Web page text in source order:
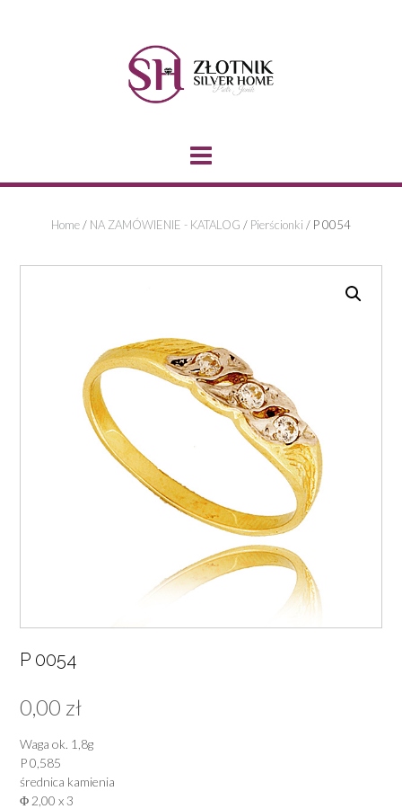
Home/ NA ZAMÓWIENIE - KATALOG / Pierścionki / P 0054
P 0054
0,00 zł
Waga ok. 1,8g
P 0,585
średnica kamienia
Φ 2,00 x 3